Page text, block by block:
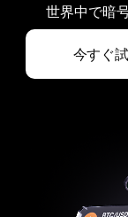
世界中で暗
今すぐ